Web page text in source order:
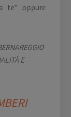
te” oppure
E